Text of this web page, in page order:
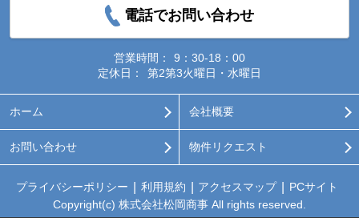
電話でお問い合わせ
営業時間：
9：30-18：00
定休日：
第2第3火曜日・水曜日
ホーム 会社概要
お問い合わせ 物件リクエスト
プライバシーポリシー 利用規約 アクセスマップ
PCサイト
Copyright(c) 株式会社松岡商事 All rights reserved.